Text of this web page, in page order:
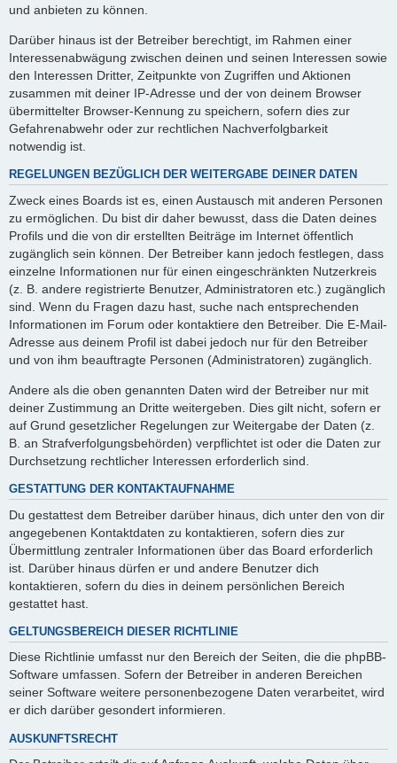
und anbieten zu können.
Darüber hinaus ist der Betreiber berechtigt, im Rahmen einer
Interessenabwägung zwischen deinen und seinen Interessen sowie
den Interessen Dritter, Zeitpunkte von Zugriffen und Aktionen
zusammen mit deiner IP-Adresse und der von deinem Browser
übermittelter Browser-Kennung zu speichern, sofern dies zur
Gefahrenabwehr oder zur rechtlichen Nachverfolgbarkeit
notwendig ist.
REGELUNGEN BEZÜGLICH DER WEITERGABE DEINER DATEN
Zweck eines Boards ist es, einen Austausch mit anderen Personen
zu ermöglichen. Du bist dir daher bewusst, dass die Daten deines
Profils und die von dir erstellten Beiträge im Internet öffentlich
zugänglich sein können. Der Betreiber kann jedoch festlegen, dass
einzelne Informationen nur für einen eingeschränkten Nutzerkreis
(z. B. andere registrierte Benutzer, Administratoren etc.) zugänglich
sind. Wenn du Fragen dazu hast, suche nach entsprechenden
Informationen im Forum oder kontaktiere den Betreiber. Die E-Mail-
Adresse aus deinem Profil ist dabei jedoch nur für den Betreiber
und von ihm beauftragte Personen (Administratoren) zugänglich.
Andere als die oben genannten Daten wird der Betreiber nur mit
deiner Zustimmung an Dritte weitergeben. Dies gilt nicht, sofern er
auf Grund gesetzlicher Regelungen zur Weitergabe der Daten (z.
B. an Strafverfolgungsbehörden) verpflichtet ist oder die Daten zur
Durchsetzung rechtlicher Interessen erforderlich sind.
GESTATTUNG DER KONTAKTAUFNAHME
Du gestattest dem Betreiber darüber hinaus, dich unter den von dir
angegebenen Kontaktdaten zu kontaktieren, sofern dies zur
Übermittlung zentraler Informationen über das Board erforderlich
ist. Darüber hinaus dürfen er und andere Benutzer dich
kontaktieren, sofern du dies in deinem persönlichen Bereich
gestattet hast.
GELTUNGSBEREICH DIESER RICHTLINIE
Diese Richtlinie umfasst nur den Bereich der Seiten, die die phpBB-
Software umfassen. Sofern der Betreiber in anderen Bereichen
seiner Software weitere personenbezogene Daten verarbeitet, wird
er dich darüber gesondert informieren.
AUSKUNFTSRECHT